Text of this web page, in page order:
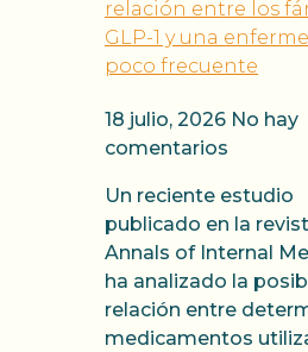
relación entre los
GLP-1 y una
poco frecuente
18 julio, 2026 No hay
comentarios
Un reciente estudio
publicado en la
Annals of Internal
ha analizado la
relación entre
medicamentos